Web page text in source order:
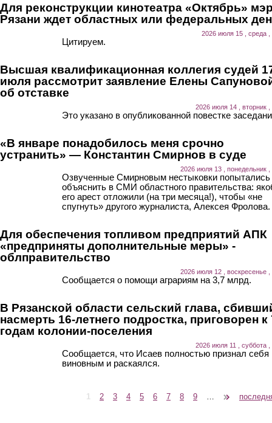
Для реконструкции кинотеатра «Октябрь»
Рязани ждет областных или федеральных
2026 июля 15 , среда ,
Цитируем.
Высшая квалификационная коллегия судей
июля рассмотрит заявление Елены
об отставке
2026 июля 14 , вторник ,
Это указано в опубликованной повестке
«В январе понадобилось меня срочно
устранить» — Константин Смирнов в суде
2026 июля 13 , понедельник ,
Озвученные Смирновым нестыковки попытались
объяснить в СМИ областного правительства:
его арест отложили (на три месяца!), чтобы «не
спугнуть» другого журналиста, Алексея Фролова.
Для обеспечения топливом предприятий АПК
«предприняты дополнительные меры» -
облправительство
2026 июля 12 , воскресенье ,
Сообщается о помощи аграриям на 3,7 млрд.
В Рязанской области сельский глава,
насмерть 16-летнего подростка, приговорен к
годам колонии-поселения
2026 июля 11 , суббота ,
Сообщается, что Исаев полностью признал себя
виновным и раскаялся.
1 2 3 4 5 6 7 8 9